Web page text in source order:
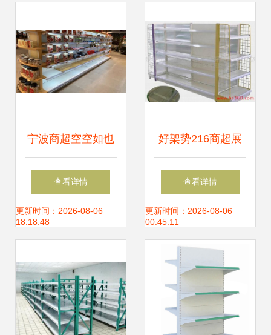
宁波商超空空如也
货架惊艳与消费困
局的真实解读
查看详情
更新时间：2026-08-06
18:18:48
好架势216商超展
示货架 打造高效陈
列与视觉营销新标
杆
查看详情
更新时间：2026-08-06
00:45:11